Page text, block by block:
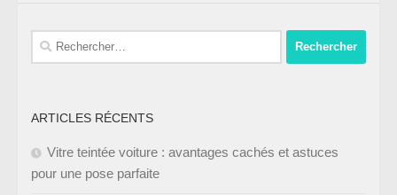
ARTICLES RÉCENTS
Vitre teintée voiture : avantages cachés et astuces
pour une pose parfaite